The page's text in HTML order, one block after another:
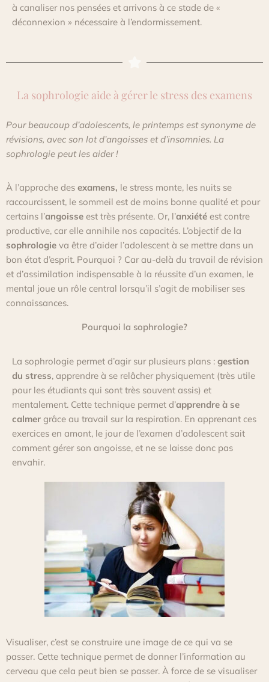
à canaliser nos pensées et arrivons à ce stade de «
déconnexion » nécessaire à l’endormissement.
La sophrologie aide à gérer le stress des examens
Pour beaucoup d’adolescents, le printemps estsynonyme de
révisions, avec son lot d’angoisses et d’insomnies. La
sophrologie peut les aider !
À l’approche des examens, le stress monte, les nuits se
raccourcissent, le sommeil est de moins bonne qualité et pour
certains l’angoisse est très présente. Or, l’anxiété est contre
productive, car elle annihile nos capacités. L’objectif de la
sophrologie va être d’aider l’adolescent à se mettre dans un
bon état d’esprit. Pourquoi ? Car au-delà du travail de révision
et d’assimilation indispensable à la réussite d’un examen, le
mental joue un rôle central lorsqu’il s’agit de mobiliser ses
connaissances.
Pourquoi la sophrologie?
La sophrologie permet d’agir sur plusieurs plans : gestion
du stress, apprendre à se relâcher physiquement (très utile
pour les étudiants qui sont très souvent assis) et
mentalement. Cette technique permet d’apprendre à se
calmer grâce au travail sur la respiration. En apprenant ces
exercices en amont, le jour de l’examen d’adolescent sait
comment gérer son angoisse, et ne se laisse donc pas
envahir.
Visualiser, c’est se construire une image de ce qui va se
passer. Cette technique permet de donner l’information au
cerveau que cela peut bien se passer. À force de se visualiser